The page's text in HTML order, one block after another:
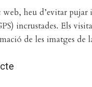
heu d’evitar
incrustades. Els
de les imatges de